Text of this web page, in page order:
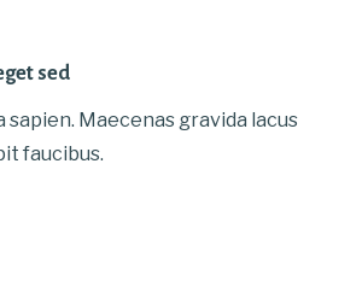
sed
sapien. Maecenas gravida lacus
faucibus.